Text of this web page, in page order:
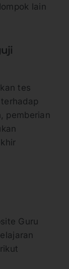
lain
tes
pemberian
Guru